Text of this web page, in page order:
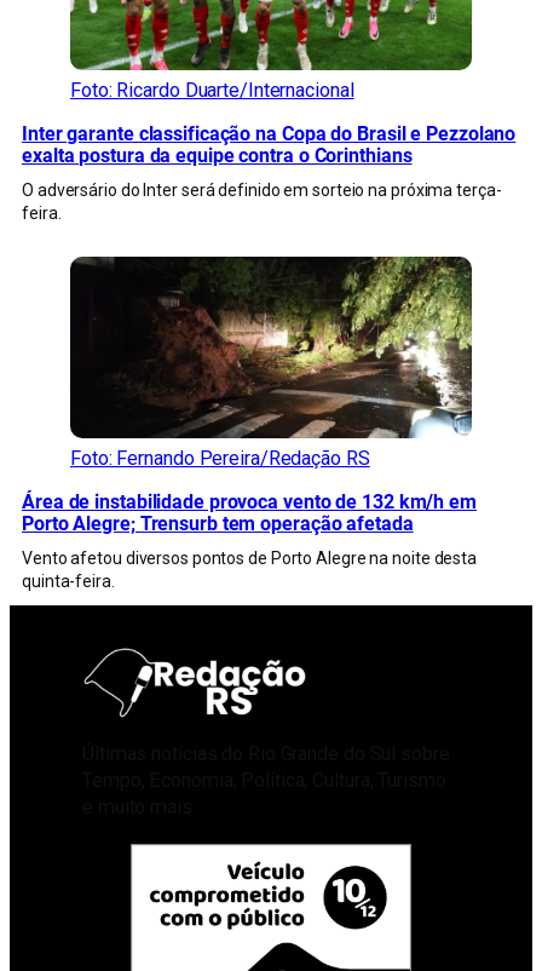
Foto: Ricardo Duarte/Internacional
Inter garante classificação na Copa do Brasil e Pezzolano
exalta postura da equipe contra o Corinthians
O adversário do Inter será definido em sorteio na próxima terça-
feira.
Foto: Fernando Pereira/Redação RS
Área de instabilidade provoca vento de 132 km/h em
Porto Alegre; Trensurb tem operação afetada
Vento afetou diversos pontos de Porto Alegre na noite desta
quinta-feira.